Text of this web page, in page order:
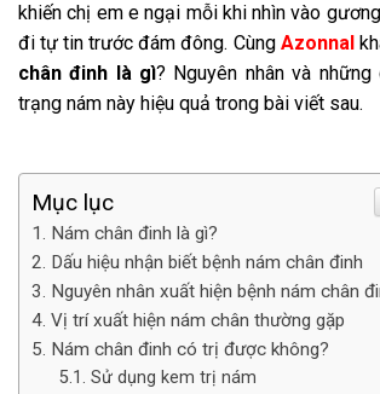
khiến chị em e ngại mỗi khi nhìn vào
đi tự tin trước đám đông. Cùng Azonnal
chân đinh là gì? Nguyên nhân và
trạng nám này hiệu quả trong bài viết sau.
Mục lục
Nám chân đinh là gì?
Dấu hiệu nhận biết bệnh nám chân đinh
Nguyên nhân xuất hiện bệnh nám chân
Vị trí xuất hiện nám chân thường gặp
Nám chân đinh có trị được không?
Sử dụng kem trị nám